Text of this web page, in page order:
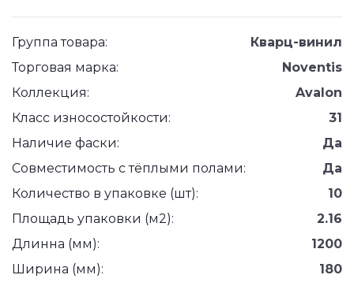
Группа товара:
Кварц-винил
Торговая марка:
Noventis
Коллекция:
Avalon
Класс износостойкости:
31
Наличие фаски:
Да
Совместимость с тёплыми полами:
Да
Количество в упаковке (шт):
10
Площадь упаковки (м2):
2.16
Длинна (мм):
1200
Ширина (мм):
180